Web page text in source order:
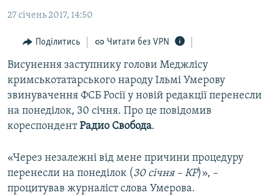
основної
Перейти
пошуку
БЛОГИ
ПОГЛЯД
ІНТЕРВ'Ю
ВСЕ ЗА ДЕНЬ
СПЕЦПРОЕКТИ
ДЕПОРТАЦІЯ
ВІДЕОУРОКИ «ELIFBE»
СВІДЧЕННЯ ОКУПАЦІЇ
ЯК ОБІЙТИ БЛОКУВАННЯ
Русский
Qırımtatar
27 січень 2017, 14:50
Поділитись Читати без VPN
Висунення заступнику голови Меджлісу
кримськотатарського народу Ільмі Умерову
звинувачення ФСБ Росії у новій редакції перенесли
на понеділок, 30 січня. Про це повідомив
кореспондентРадио Свобода.
«Через незалежні від мене причини процедуру
перенесли на понеділок (30 січня – КР)», –
процитував журналіст слова Умерова.